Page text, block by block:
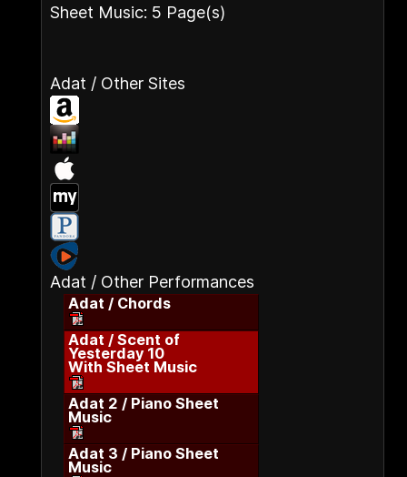
Sheet Music: 5 Page(s)
Adat / Other Sites
Adat / Other Performances
Adat / Chords
Adat / Scent of
Yesterday 10
With Sheet Music
Adat 2 / Piano Sheet
Music
Adat 3 / Piano Sheet
Music